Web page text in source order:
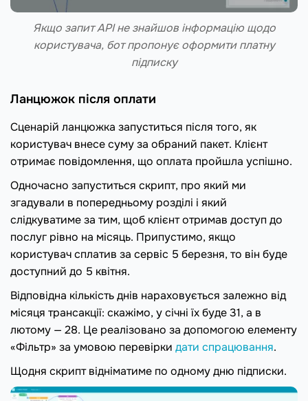
Якщо запит API не знайшов інформацію щодо
користувача, бот пропонує оформити платну
підписку
Ланцюжок після оплати
Сценарій ланцюжка запуститься після того, як
користувач внесе суму за обраний пакет. Клієнт
отримає повідомлення, що оплата пройшла успішно.
Одночасно запуститься скрипт, про який ми
згадували в попередньому розділі і який
слідкуватиме за тим, щоб клієнт отримав доступ до
послуг рівно на місяць. Припустимо, якщо
користувач сплатив за сервіс 5 березня, то він буде
доступний до 5 квітня.
Відповідна кількість днів нараховується залежно від
місяця трансакції: скажімо, у січні їх буде 31, а в
лютому — 28. Це реалізовано за допомогою елементу
«Фільтр» за умовою перевірки дати спрацювання.
Щодня скрипт відніматиме по одному дню підписки.